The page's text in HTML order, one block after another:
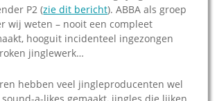
P2 (zie dit bericht). ABBA als groep
wij weten – nooit een compleet
hooguit incidenteel ingezongen
jinglewerk…
hebben veel jingleproducenten wel